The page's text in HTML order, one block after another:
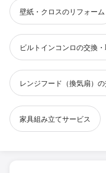
壁紙・クロスのリフォーム
ビルトインコンロの交換
レンジフード（換気扇）
家具組み立てサービス